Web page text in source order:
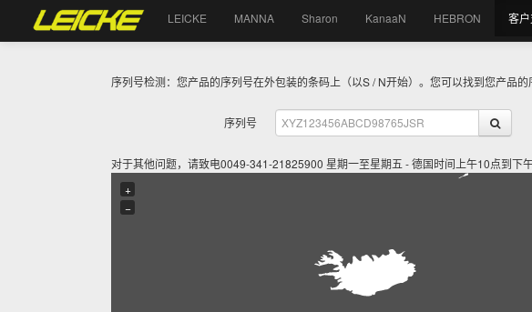
LEICKE MANNA Sharon KanaaN HEBRON 客
序列号检测：您产品的序列号在外包装的条码上（以S / N开始）。您可以找到您产品
序列号
对于其他问题，请致电0049-341-21825900 星期一至星期五 - 德国时间上午10点到下午
+
−